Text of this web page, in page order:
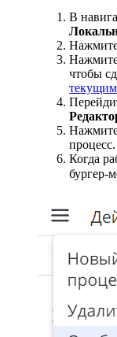
В
чтобы
текущим
процесс.
Когда
бургер-